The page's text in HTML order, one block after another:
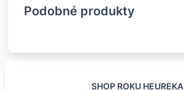
Podobné produkty
SHOP ROKU HEUREKA